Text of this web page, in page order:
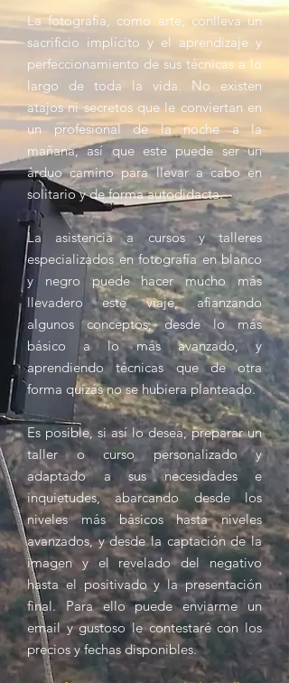
La fotografía, como arte, conlleva un
sacrificio implícito y el aprendizaje y
perfeccionamiento de sus técnicas a lo
largo de toda la vida. No existen
atajos ni secretos que le conviertan en
un profesional de la noche a la
mañana, así que este puede ser un
árduo camino para llevar a cabo en
solitario y de forma autodidacta.
La asistencia a cursos y talleres
especializados en fotografía en blanco
y negro puede hacer mucho más
llevadero este viaje, afianzando
algunos conceptos, desde lo más
básico a lo más avanzado, y
aprendiendo técnicas que de otra
forma quizás no se hubiera planteado.
Es posible, si así lo desea, preparar un
taller o curso personalizado y
adaptado a sus necesidades e
inquietudes, abarcando desde los
niveles más básicos hasta niveles
avanzados, y desde la captación de la
imagen y el revelado del negativo
hasta el positivado y la presentación
final. Para ello puede enviarme un
email y gustoso le contestaré con los
precios y fechas disponibles.